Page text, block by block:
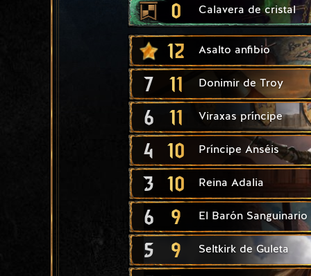
0 Calavera de cristal
12 Asalto anfibio
7 11 Donimir de Troy
6 11 Viraxas príncipe
4 10 Príncipe Anséis
3 10 Reina Adalia
6 9 El Barón Sanguinario
5 9 Seltkirk de Guleta